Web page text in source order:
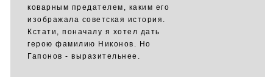
коварным предателем, каким его
изображала советская история.
Кстати, поначалу я хотел дать
герою фамилию Никонов. Но
Гапонов - выразительнее.